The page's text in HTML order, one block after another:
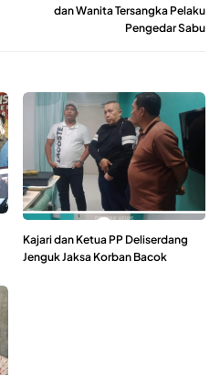
dan Wanita Tersangka Pelaku
Pengedar Sabu
Kajari dan Ketua PP Deliserdang
Jenguk Jaksa Korban Bacok